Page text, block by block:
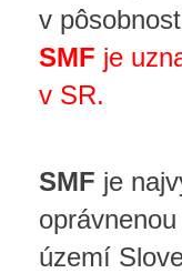
v
SMF je
v SR.
SMF je
území